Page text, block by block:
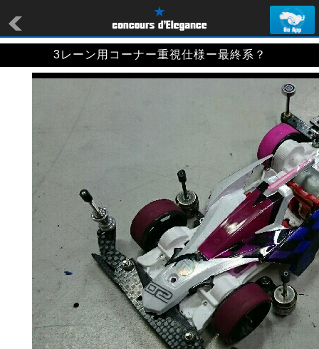
3レーン用コーナー重視仕様ー最終系？